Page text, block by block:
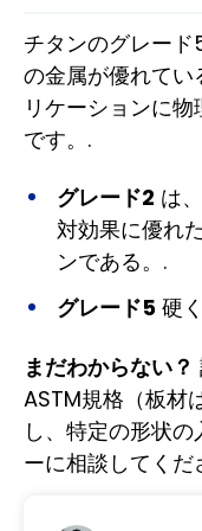
チタンのグレー
の金属が優れて
リケーションに
です。.
グレード2 は
対効果に優れ
ンである。.
グレード5 硬
まだわからない？
ASTM規格（板材
し、特定の形状
ーに相談してくだ